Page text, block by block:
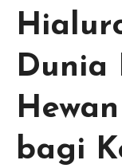
Dunia
bagi